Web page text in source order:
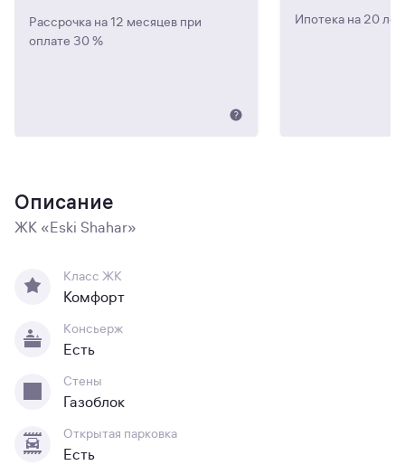
Рассрочка на 12 месяцев при
оплате 30 %
Ипотека на 20 лет
Описание
ЖК «Eski Shahar»
Класс ЖК
Комфорт
Консьерж
Есть
Стены
Газоблок
Открытая парковка
Есть